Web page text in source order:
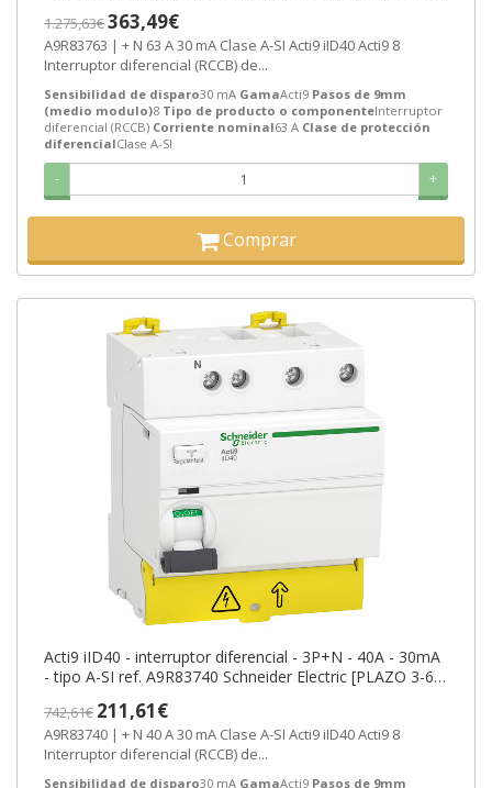
1.275,63€363,49€
A9R83763 | + N 63 A 30 mA Clase A-SI Acti9 iID40 Acti9 8
Interruptor diferencial (RCCB) de...
Sensibilidad de disparo30 mA GamaActi9 Pasos de 9mm
(medio modulo)8 Tipo de producto o componenteInterruptor
diferencial (RCCB) Corriente nominal63 A Clase de protección
diferencialClase A-SI
- +
Comprar
Acti9 iID40 - interruptor diferencial - 3P+N - 40A - 30mA
- tipo A-SI ref. A9R83740 Schneider Electric [PLAZO 3-6
742,61€ 211,61€
A9R83740 | + N 40 A 30 mA Clase A-SI Acti9 iID40 Acti9 8
Interruptor diferencial (RCCB) de...
Sensibilidad de disparo30 mA GamaActi9 Pasos de 9mm